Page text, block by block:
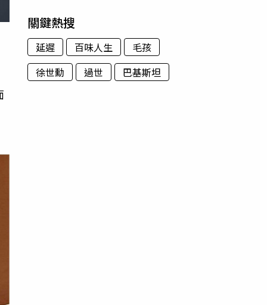
關鍵熱搜
延遲 百味人生
毛孩
徐世勳
過世 巴基斯坦